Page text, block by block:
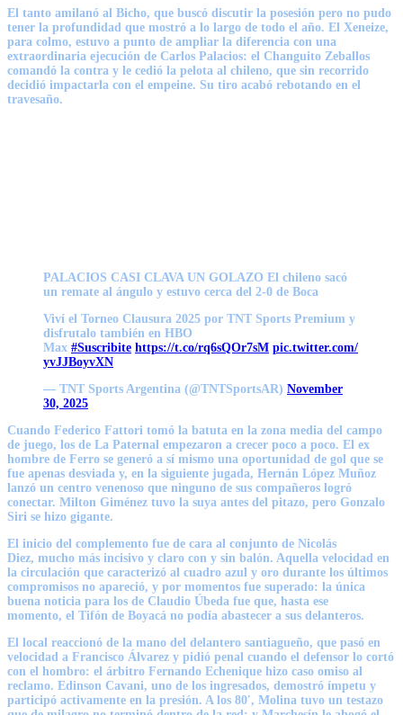
El tanto amilanó al Bicho, que buscó discutir la posesión pero no pudo
tener la profundidad que mostró a lo largo de todo el año. El Xeneize,
para colmo, estuvo a punto de ampliar la diferencia con una
extraordinaria ejecución de Carlos Palacios: el Changuito Zeballos
comandó la contra y le cedió la pelota al chileno, que sin recorrido
decidió impactarla con el empeine. Su tiro acabó rebotando en el
travesaño.
PALACIOS CASI CLAVA UN GOLAZO El chileno sacó
un remate al ángulo y estuvo cerca del 2-0 de Boca
Viví el Torneo Clausura 2025 por TNT Sports Premium y
disfrutalo también en HBO
Max #Suscribite https://t.co/rq6sQOr7sM pic.twitter.com/
yvJJBoyvXN
— TNT Sports Argentina (@TNTSportsAR) November
30, 2025
Cuando Federico Fattori tomó la batuta en la zona media del campo
de juego, los de La Paternal empezaron a crecer poco a poco. El ex
hombre de Ferro se generó a sí mismo una oportunidad de gol que se
fue apenas desviada y, en la siguiente jugada, Hernán López Muñoz
lanzó un centro venenoso que ninguno de sus compañeros logró
conectar. Milton Giménez tuvo la suya antes del pitazo, pero Gonzalo
Siri se hizo gigante.
El inicio del complemento fue de cara al conjunto de Nicolás
Diez, mucho más incisivo y claro con y sin balón. Aquella velocidad en
la circulación que caracterizó al cuadro azul y oro durante los últimos
compromisos no apareció, y por momentos fue superado: la única
buena noticia para los de Claudio Úbeda fue que, hasta ese
momento, el Tifón de Boyacá no podía abastecer a sus delanteros.
El local reaccionó de la mano del delantero santiagueño, que pasó en
velocidad a Francisco Álvarez y pidió penal cuando el defensor lo cortó
con el hombro: el árbitro Fernando Echenique hizo caso omiso al
reclamo. Edinson Cavani, uno de los ingresados, demostró ímpetu y
participó activamente en la presión. A los 80′, Molina tuvo un testazo